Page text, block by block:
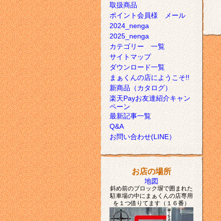
取扱商品
ポイント会員様 メール
2024_nenga
2025_nenga
カテゴリー 一覧
サイトマップ
ダウンロード一覧
まぁくんの店にようこそ!!
新商品（カタログ）
楽天Payお友達紹介キャン
ペーン
最新記事一覧
Q&A
お問い合わせ(LINE）
お店の場所
地図
斜め前のブロック塀で囲まれた
駐車場の中にまぁくんの店専用
を１つ借りてます（１６番）